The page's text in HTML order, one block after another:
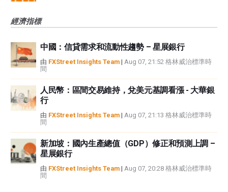
經濟指標
中國：信貸需求和流動性趨勢 – 星展銀行
由 FXStreet Insights Team | Aug 07, 21:52 格林威治標準時
間
人民幣：區間交易維持，兌美元基調看漲 - 大華銀
行
由 FXStreet Insights Team | Aug 07, 21:13 格林威治標準時
間
新加坡：國內生產總值（GDP）修正和預測上調 –
星展銀行
由 FXStreet Insights Team | Aug 07, 20:28 格林威治標準時
間